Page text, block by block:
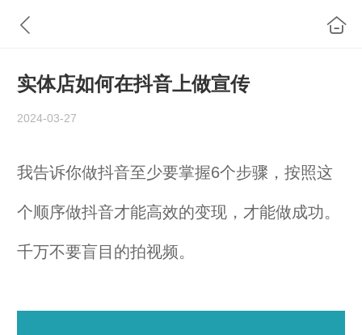
实体店如何在抖音上做宣传
2024-03-27
我告诉你做抖音至少要掌握6个步骤，按照这
个顺序做抖音才能高效的变现，才能做成功。
千万不要盲目的拍视频。